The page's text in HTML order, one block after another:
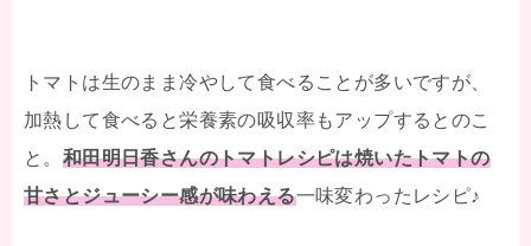
トマトは生のまま冷やして食べることが多いですが、
加熱して食べると栄養素の吸収率もアップするとのこ
と。 和田明日香さんのトマトレシピは焼いたトマトの
甘さとジューシー感が味わえる一味変わったレシピ♪